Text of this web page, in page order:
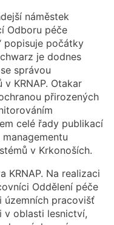
náměstek
Odboru péče
popisuje počátky
je dodnes
správou
KRNAP. Otakar
přirozených
celé řady publikací
v Krkonoších.
KRNAP. Na realizaci
Oddělení péče
územních pracovišť
v oblasti lesnictví,